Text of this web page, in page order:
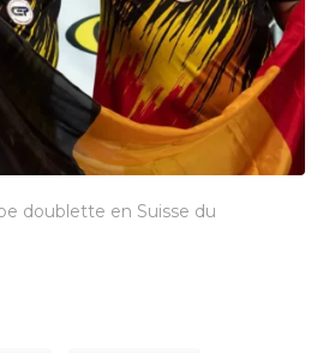
doublette en Suisse du